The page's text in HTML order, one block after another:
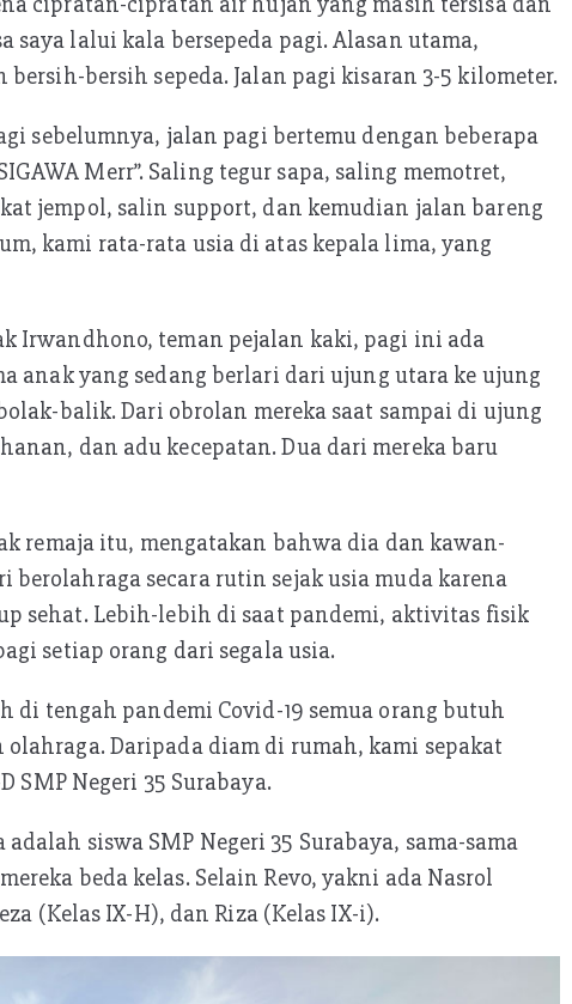
saya lalui kala bersepeda pagi. Alasan utama,
bersih sepeda. Jalan pagi kisaran 3-5 kilometer.
sebelumnya, jalan pagi bertemu dengan beberapa
Merr”. Saling tegur sapa, saling memotret,
jempol, salin support, dan kemudian jalan bareng
kami rata-rata usia di atas kepala lima, yang
Irwandhono, teman pejalan kaki, pagi ini ada
anak yang sedang berlari dari ujung utara ke ujung
balik. Dari obrolan mereka saat sampai di ujung
dan adu kecepatan. Dua dari mereka baru
remaja itu, mengatakan bahwa dia dan kawan-
secara rutin sejak usia muda karena
sehat. Lebih-lebih di saat pandemi, aktivitas fisik
setiap orang dari segala usia.
di tengah pandemi Covid-19 semua orang butuh
Daripada diam di rumah, kami sepakat
SMP Negeri 35 Surabaya.
siswa SMP Negeri 35 Surabaya, sama-sama
beda kelas. Selain Revo, yakni ada Nasrol
(Kelas IX-H), dan Riza (Kelas IX-i).